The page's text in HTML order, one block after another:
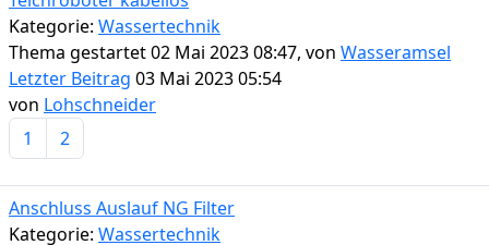
Kategorie: Wassertechnik
Thema gestartet 02 Mai 2023 08:47, von Wasseramsel
Letzter Beitrag 03 Mai 2023 05:54
von Lohschneider
1
2
Anschluss Auslauf NG Filter
Kategorie: Wassertechnik